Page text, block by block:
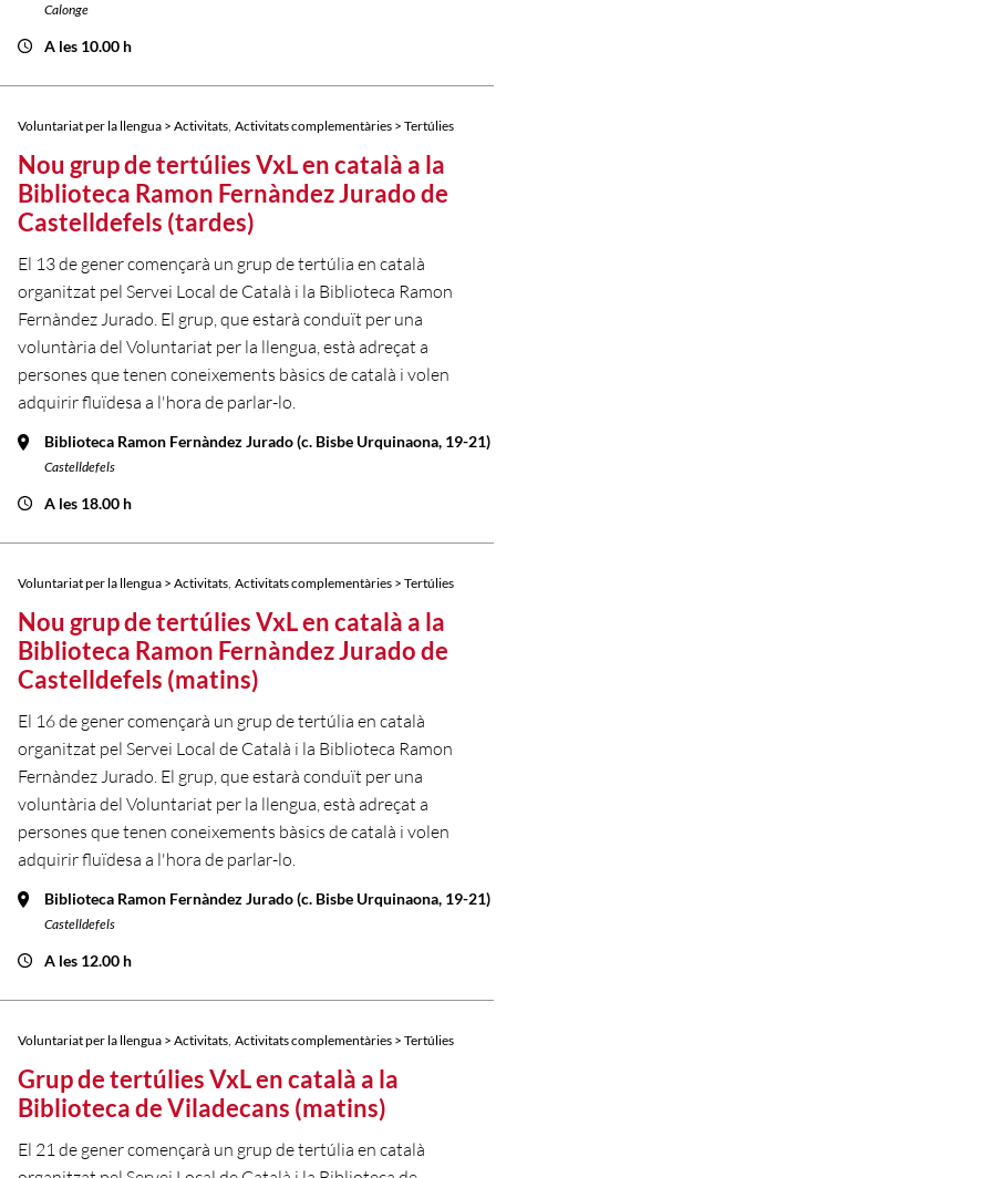
Calonge
A les 10.00 h
Voluntariat per la llengua > Activitats, Activitats complementàries > Tertúlies
Nou grup de tertúlies VxL en català a la
Biblioteca Ramon Fernàndez Jurado de
Castelldefels (tardes)
El 13 de gener començarà un grup de tertúlia en català
organitzat pel Servei Local de Català i la Biblioteca Ramon
Fernàndez Jurado. El grup, que estarà conduït per una
voluntària del Voluntariat per la llengua, està adreçat a
persones que tenen coneixements bàsics de català i volen
adquirir fluïdesa a l'hora de parlar-lo.
Biblioteca Ramon Fernàndez Jurado (c. Bisbe Urquinaona, 19-21)
Castelldefels
A les 18.00 h
Voluntariat per la llengua > Activitats, Activitats complementàries > Tertúlies
Nou grup de tertúlies VxL en català a la
Biblioteca Ramon Fernàndez Jurado de
Castelldefels (matins)
El 16 de gener començarà un grup de tertúlia en català
organitzat pel Servei Local de Català i la Biblioteca Ramon
Fernàndez Jurado. El grup, que estarà conduït per una
voluntària del Voluntariat per la llengua, està adreçat a
persones que tenen coneixements bàsics de català i volen
adquirir fluïdesa a l'hora de parlar-lo.
Biblioteca Ramon Fernàndez Jurado (c. Bisbe Urquinaona, 19-21)
Castelldefels
A les 12.00 h
Voluntariat per la llengua > Activitats, Activitats complementàries > Tertúlies
Grup de tertúlies VxL en català a la
Biblioteca de Viladecans (matins)
El 21 de gener començarà un grup de tertúlia en català